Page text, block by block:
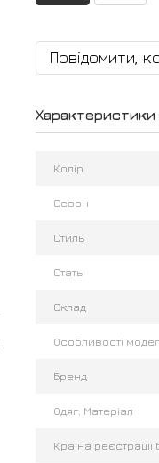
Повідомити,
Характеристики
Колір
Сезон
Стиль
Стать
Склад
Особливості
Бренд
Одяг: Матеріал
Країна